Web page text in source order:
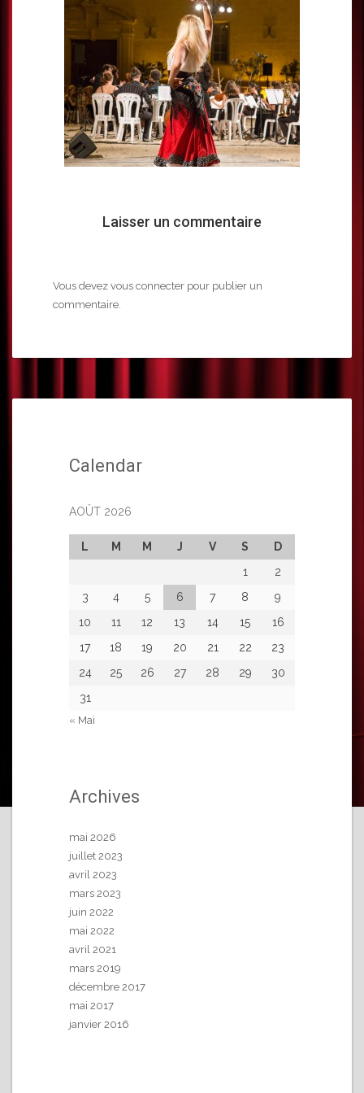
Laisser un commentaire
Vous devez vous connecter pour publier un
commentaire.
Calendar
AOÛT 2026
L M M J V S
D
1
2
3
4 5 6 7 8
9
10
11 12 13 14 15
16
17
18 19 20 21 22
23
24
25 26 27 28 29
30
31
« Mai
Archives
mai 2026
juillet 2023
avril 2023
mars 2023
juin 2022
mai 2022
avril 2021
mars 2019
décembre 2017
mai 2017
janvier 2016